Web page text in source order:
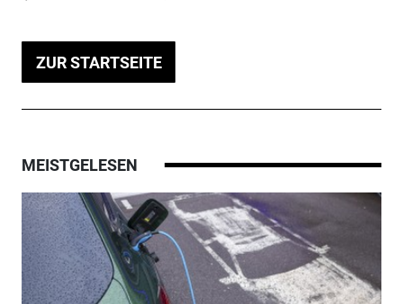
ZUR STARTSEITE
MEISTGELESEN